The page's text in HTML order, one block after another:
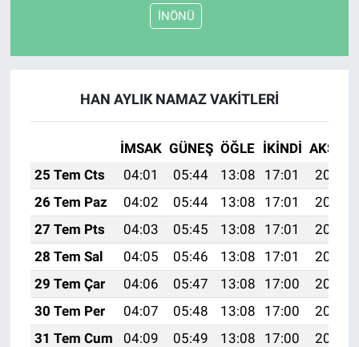
İNÖNÜ
HAN AYLIK NAMAZ VAKITLERI
İMSAK GÜNEŞ ÖĞLE İKINDI AKŞAM
25 Tem Cts
04:01 05:44 13:08 17:01
20:23
26 Tem Paz
04:02 05:44 13:08 17:01
20:22
27 Tem Pts
04:03 05:45 13:08 17:01
20:21
28 Tem Sal
04:05 05:46 13:08 17:01
20:20
29 Tem Çar
04:06 05:47 13:08 17:00
20:19
30 Tem Per
04:07 05:48 13:08 17:00
20:18
31 Tem Cum
04:09 05:49 13:08 17:00
20:17